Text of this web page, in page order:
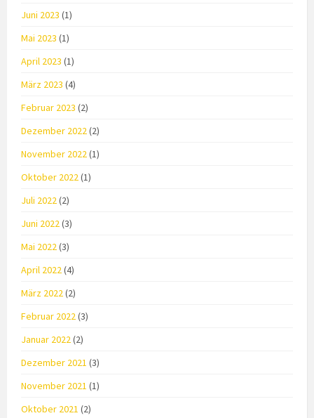
Juni 2023 (1)
Mai 2023 (1)
April 2023 (1)
März 2023 (4)
Februar 2023 (2)
Dezember 2022(2)
November 2022(1)
Oktober 2022(1)
Juli 2022(2)
Juni 2022(3)
Mai 2022(3)
April 2022(4)
März 2022(2)
Februar 2022(3)
Januar 2022(2)
Dezember 2021 (3)
November 2021 (1)
Oktober 2021 (2)